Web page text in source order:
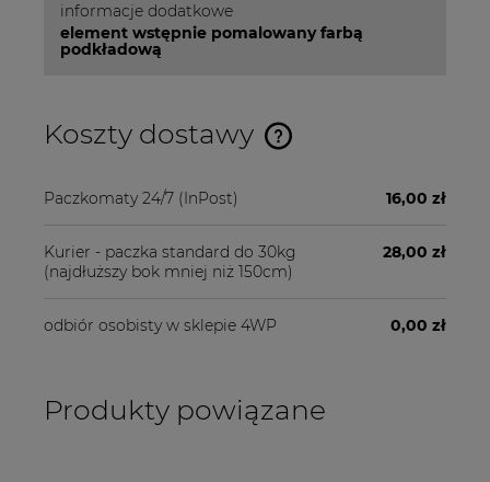
informacje dodatkowe
element wstępnie pomalowany farbą
podkładową
Koszty dostawy
Cena nie zawiera ewentualnych kosztów płatności
Paczkomaty 24/7 (InPost) 16,00 zł
Kurier - paczka standard do 30kg
(najdłuższy bok mniej niż 150cm)
28,00 zł
odbiór osobisty w sklepie 4WP 0,00 zł
Produkty powiązane